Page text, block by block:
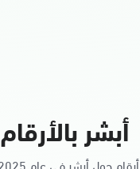
أبشر بالأرقام